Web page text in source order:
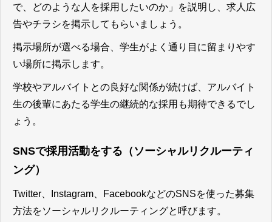
で、どのような人を採用したいのか」を説明し、求人広
告やチラシを掲示してもらいましょう。
掲示場所が選べる場合、学生がよく通り目に留まりやす
い場所に掲示します。
学校やアルバイトとの良好な関係が続けば、アルバイト
生の後輩にあたる学生の継続的な採用も期待できるでし
ょう。
SNSで採用活動をする（ソーシャルリクルーティ
ング）
Twitter、Instagram、FacebookなどのSNSを使った募集
方法をソーシャルリクルーティングと呼びます。